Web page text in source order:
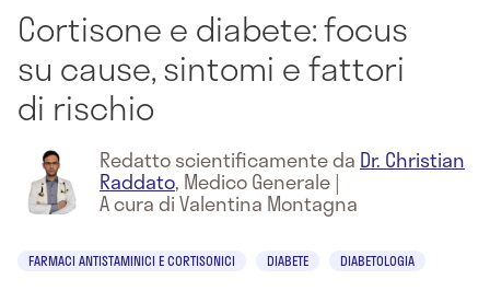
Cortisone e diabete: focus
su cause, sintomi e fattori
di rischio
Redatto scientificamente da Dr. Christian
Raddato, Medico Generale|
A cura di Valentina Montagna
FARMACI ANTISTAMINICI E CORTISONICI DIABETE DIABETOLOGIA